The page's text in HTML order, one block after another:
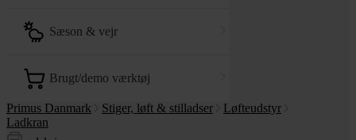
sæson & vejr
brugt/demo værktøj
Primus Danmark Stiger, løft & stilladser
Løfteudstyr
Ladkran